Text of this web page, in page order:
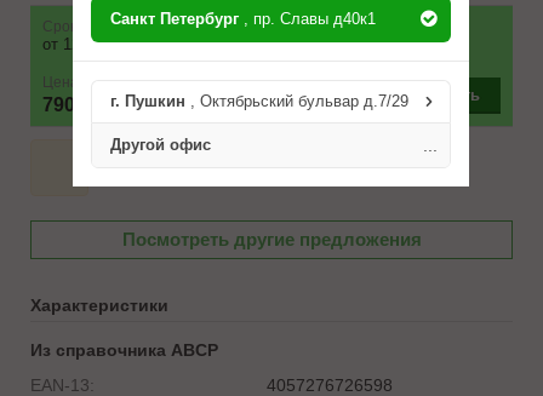
Срок
от 12 до 24 часов
Наличие
1 шт.
Условие поставки
Цена
790 ₽ – + Купить
Посмотреть другие предложения
Характеристики
Из справочника ABCP
EAN-13:
4057276726598
Санкт Петербург , пр. Славы д40к1
г. Пушкин , Октябрьский бульвар д.7/29
Другой офис